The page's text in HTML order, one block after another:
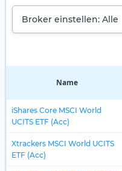
Broker einstellen: Alle
Name
iShares Core MSCI World
UCITS ETF (Acc)
Xtrackers MSCI World UCITS
ETF (Acc)